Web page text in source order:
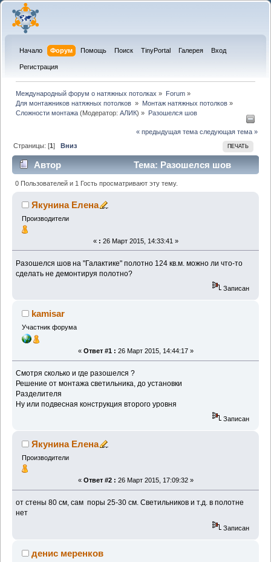
Начало Форум Помощь Поиск TinyPortal Галерея Вход
Регистрация
Международный форум о натяжных потолках » Forum»
Для монтажников натяжных потолков » Монтаж натяжных потолков»
Сложности монтажа (Модератор:АЛИК) » Разошелся шов
« предыдущая тема следующая тема »
ПЕЧАТЬ
Страницы: [1]Вниз
Автор
Тема: Разошелся шов
(Прочитано 9990 раз)
0 Пользователей и 1 Гость просматривают эту тему.
Якунина Елена
Производители
« : 26 Март 2015, 14:33:41 »
Разошелся шов на "Галактике" полотно 124 кв.м. можно ли что-то
сделать не демонтируя полотно?
Записан
kamisar
Участник форума
« Ответ #1 : 26 Март 2015, 14:44:17 »
Смотря сколько и где разошелся ?
Решение от монтажа светильника, до установки
Разделителя
Ну или подвесная конструкция второго уровня
Записан
Якунина Елена
Производители
« Ответ #2 : 26 Март 2015, 17:09:32 »
от стены 80 см, сам поры 25-30 см. Светильников и т.д. в полотне
нет
Записан
денис меренков